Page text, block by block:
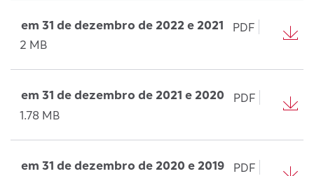
em 31 de dezembro de 2022 e 2021
PDF
2 MB
em 31 de dezembro de 2021 e 2020
PDF
1.78 MB
em 31 de dezembro de 2020 e 2019
PDF